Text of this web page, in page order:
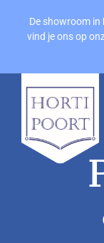
De showroom in
vind je ons op